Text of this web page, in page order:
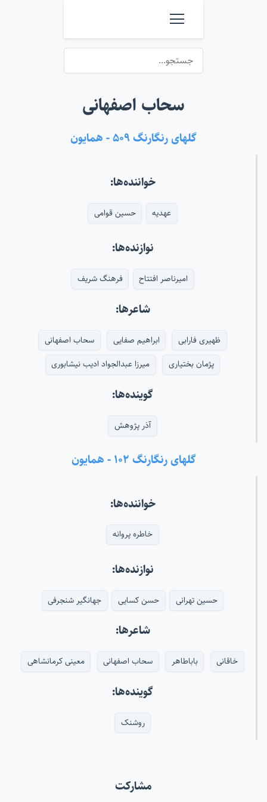
سحاب اصفهانی
گلهای رنگارنگ ۵۰۹ - همایون
خواننده‌ها:
عهدیه حسین قوامی
نوازنده‌ها:
امیرناصر افتتاح فرهنگ شریف
شاعرها:
ظهیری فارابی ابراهیم صفایی
سحاب اصفهانی
پژمان بختیاری
میرزا عبدالجواد ادیب نیشابوری
گوینده‌ها:
آذر پژوهش
گلهای رنگارنگ ۱۰۲ - همایون
خواننده‌ها:
خاطره پروانه
نوازنده‌ها:
حسین تهرانی حسن کسایی جهانگیر شنجرفی
شاعرها:
خاقانی باباطاهر سحاب اصفهانی معینی کرمانشاهی
گوینده‌ها:
روشنک
مشارکت